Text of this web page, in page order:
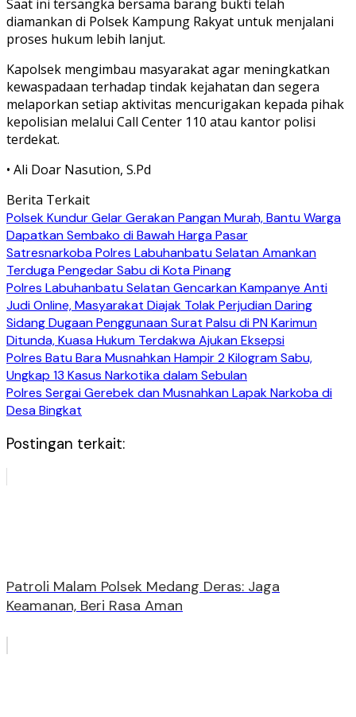
Saat ini tersangka bersama barang bukti telah
diamankan di Polsek Kampung Rakyat untuk menjalani
proses hukum lebih lanjut.
Kapolsek mengimbau masyarakat agar meningkatkan
kewaspadaan terhadap tindak kejahatan dan segera
melaporkan setiap aktivitas mencurigakan kepada pihak
kepolisian melalui Call Center 110 atau kantor polisi
terdekat.
• Ali Doar Nasution, S.Pd
Berita Terkait
Polsek Kundur Gelar Gerakan Pangan Murah, Bantu Warga
Dapatkan Sembako di Bawah Harga Pasar
Satresnarkoba Polres Labuhanbatu Selatan Amankan
Terduga Pengedar Sabu di Kota Pinang
Polres Labuhanbatu Selatan Gencarkan Kampanye Anti
Judi Online, Masyarakat Diajak Tolak Perjudian Daring
Sidang Dugaan Penggunaan Surat Palsu di PN Karimun
Ditunda, Kuasa Hukum Terdakwa Ajukan Eksepsi
Polres Batu Bara Musnahkan Hampir 2 Kilogram Sabu,
Ungkap 13 Kasus Narkotika dalam Sebulan
Polres Sergai Gerebek dan Musnahkan Lapak Narkoba di
Desa Bingkat
Postingan terkait:
Patroli Malam Polsek Medang Deras: Jaga
Keamanan, Beri Rasa Aman